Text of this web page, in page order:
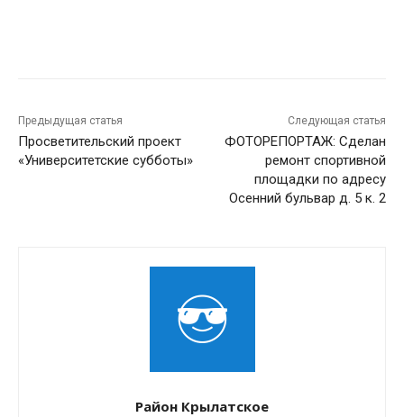
Предыдущая статья
Просветительский проект
«Университетские субботы»
Следующая статья
ФОТОРЕПОРТАЖ: Сделан
ремонт спортивной
площадки по адресу
Осенний бульвар д. 5 к. 2
Район Крылатское